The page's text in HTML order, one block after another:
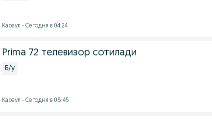
Караул - Сегодня в 04:24
Prima 72 телевизор сотилади
Б/у
Караул - Сегодня в 08:45